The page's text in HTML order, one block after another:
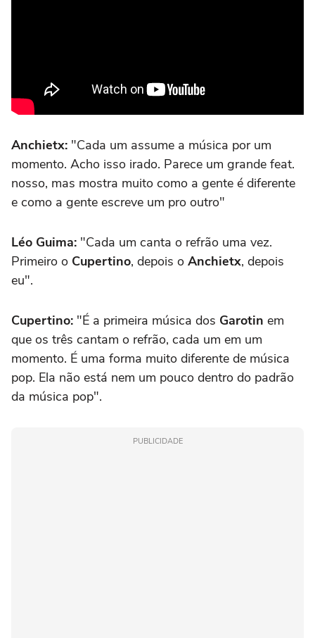
Anchietx: "Cada um assume a música por um
momento. Acho isso irado. Parece um grande feat.
nosso, mas mostra muito como a gente é diferente
e como a gente escreve um pro outro"
Léo Guima: "Cada um canta o refrão uma vez.
Primeiro o Cupertino, depois o Anchietx, depois
eu".
Cupertino: "É a primeira música dos Garotin em
que os três cantam o refrão, cada um em um
momento. É uma forma muito diferente de música
pop. Ela não está nem um pouco dentro do padrão
da música pop".
PUBLICIDADE